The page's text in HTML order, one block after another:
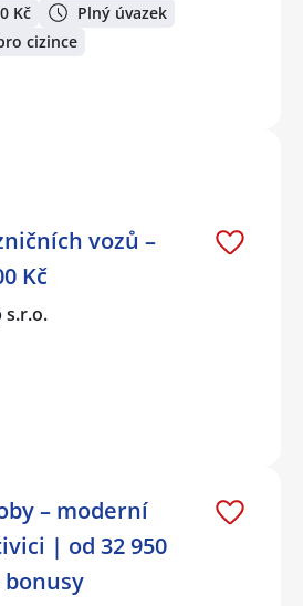
Kč
Plný úvazek
cizince
vozů –
Kč
s.r.o.
– moderní
| od 32 950
bonusy